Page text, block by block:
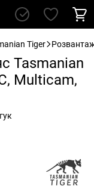
Tiger
Tasmanian
Multicam,